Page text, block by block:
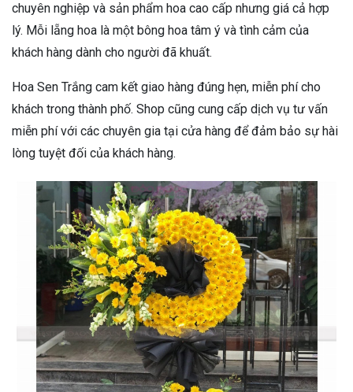
chuyên nghiệp và sản phẩm hoa cao cấp nhưng giá cả hợp
lý. Mỗi lẵng hoa là một bông hoa tâm ý và tình cảm của
khách hàng dành cho người đã khuất.
Hoa Sen Trắng cam kết giao hàng đúng hẹn, miễn phí cho
khách trong thành phố. Shop cũng cung cấp dịch vụ tư vấn
miễn phí với các chuyên gia tại cửa hàng để đảm bảo sự hài
lòng tuyệt đối của khách hàng.